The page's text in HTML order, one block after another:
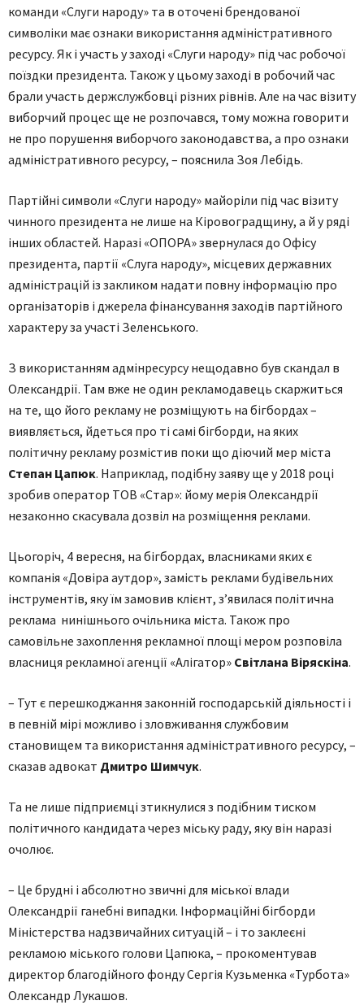
команди «Слуги народу» та в оточені брендованої
символіки має ознаки використання адміністративного
ресурсу. Як і участь у заході «Слуги народу» під час робочої
поїздки президента. Також у цьому заході в робочий час
брали участь держслужбовці різних рівнів. Але на час візиту
виборчий процес ще не розпочався, тому можна говорити
не про порушення виборчого законодавства, а про ознаки
адміністративного ресурсу, – пояснила Зоя Лебідь.
Партійні символи «Слуги народу» майоріли під час візиту
чинного президента не лише на Кіровоградщину, а й у ряді
інших областей. Наразі «ОПОРА» звернулася до Офісу
президента, партії «Слуга народу», місцевих державних
адміністрацій із закликом надати повну інформацію про
організаторів і джерела фінансування заходів партійного
характеру за участі Зеленського.
З використанням адмінресурсу нещодавно був скандал в
Олександрії. Там вже не один рекламодавець скаржиться
на те, що його рекламу не розміщують на бігбордах –
виявляється, йдеться про ті самі бігборди, на яких
політичну рекламу розмістив поки що діючий мер міста
Степан Цапюк. Наприклад, подібну заяву ще у 2018 році
зробив оператор ТОВ «Стар»: йому мерія Олександрії
незаконно скасувала дозвіл на розміщення реклами.
Цьогоріч, 4 вересня, на бігбордах, власниками яких є
компанія «Довіра аутдор», замість реклами будівельних
інструментів, яку їм замовив клієнт, з’явилася політична
реклама нинішнього очільника міста. Також про
самовільне захоплення рекламної площі мером розповіла
власниця рекламної агенції «Алігатор» Світлана Віряскіна.
– Тут є перешкоджання законній господарській діяльності і
в певній мірі можливо і зловживання службовим
становищем та використання адміністративного ресурсу, –
сказав адвокат Дмитро Шимчук.
Та не лише підприємці зтикнулися з подібним тиском
політичного кандидата через міську раду, яку він наразі
очолює.
– Це брудні і абсолютно звичні для міської влади
Олександрії ганебні випадки. Інформаційні бігборди
Міністерства надзвичайних ситуацій – і то заклеєні
рекламою міського голови Цапюка, – прокоментував
директор благодійного фонду Сергія Кузьменка «Турбота»
Олександр Лукашов.